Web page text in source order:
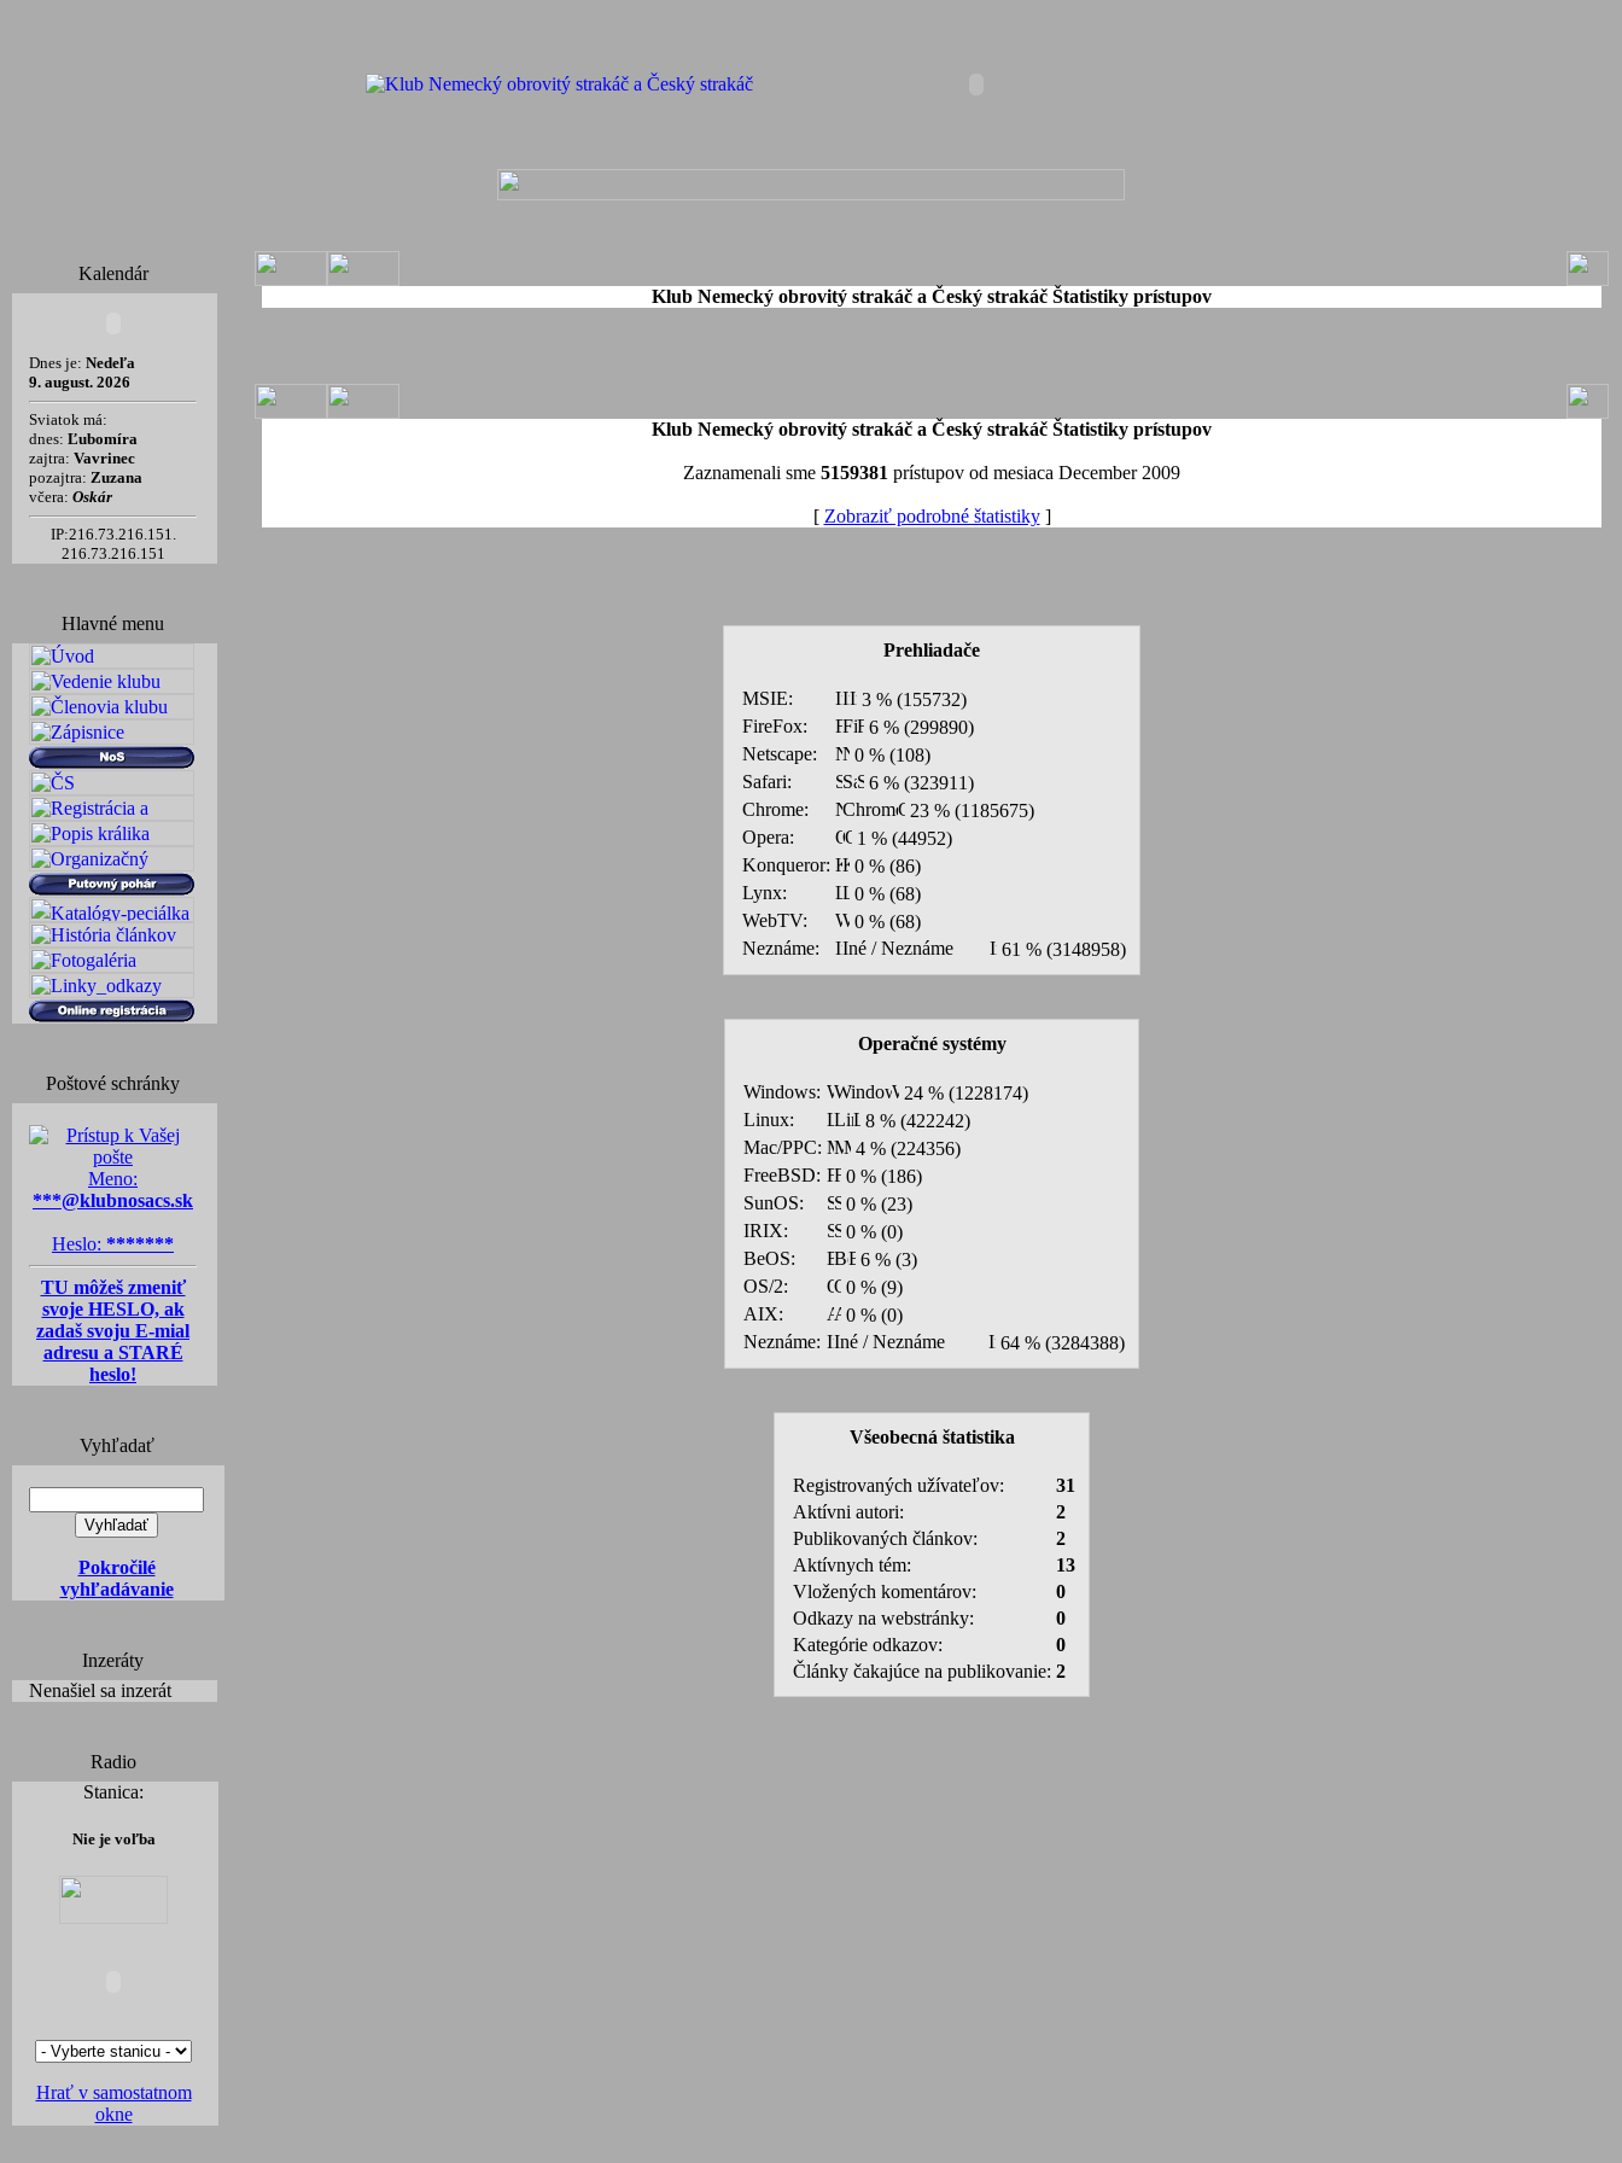
Kalendár
Dnes je: Nedeľa
9. august. 2026
Sviatok má:
dnes: Ľubomíra
zajtra: Vavrinec
pozajtra: Zuzana
včera: Oskár
IP:216.73.216.151.
216.73.216.151
Hlavné menu
Poštové schránky
Meno:
***@klubnosacs.sk
Heslo: *******
TU môžeš zmeniť
svoje HESLO, ak
zadaš svoju E-mial
adresu a STARÉ
heslo!
Vyhľadať
Pokročilé
vyhľadávanie
Inzeráty
Nenašiel sa inzerát
Radio
Stanica:
Nie je voľba
Hrať v samostatnom
okne
Klub Nemecký obrovitý strakáč a Český strakáč Štatistiky prístupov
Klub Nemecký obrovitý strakáč a Český strakáč Štatistiky prístupov
Zaznamenali sme 5159381 prístupov od mesiaca December 2009
[ Zobraziť podrobné štatistiky]
Prehliadače
MSIE:
3 % (155732)
FireFox:
6 % (299890)
Netscape:
0 % (108)
Safari:
6 % (323911)
Chrome:
23 % (1185675)
Opera:
1 % (44952)
Konqueror:
0 % (86)
Lynx:
0 % (68)
WebTV:
0 % (68)
Neznáme:
61 % (3148958)
Operačné systémy
Windows:
24 % (1228174)
Linux:
8 % (422242)
Mac/PPC:
4 % (224356)
FreeBSD:
0 % (186)
SunOS:
0 % (23)
IRIX:
0 % (0)
BeOS:
6 % (3)
OS/2:
0 % (9)
AIX:
0 % (0)
Neznáme:
64 % (3284388)
Všeobecná štatistika
Registrovaných užívateľov:
31
Aktívni autori:
2
Publikovaných článkov:
2
Aktívnych tém:
13
Vložených komentárov:
0
Odkazy na webstránky:
0
Kategórie odkazov:
0
Články čakajúce na publikovanie: 2